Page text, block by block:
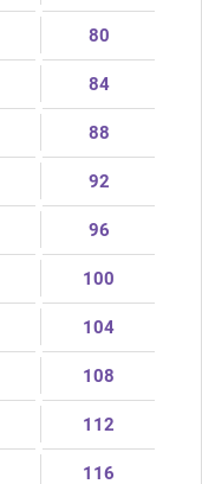
80
84
88
92
96
100
104
108
112
116